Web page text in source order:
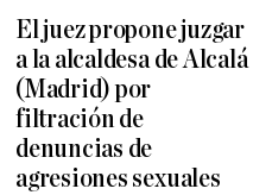
El juez propone juzgar
a la alcaldesa de Alcalá
(Madrid) por
filtración de
denuncias de
agresiones sexuales